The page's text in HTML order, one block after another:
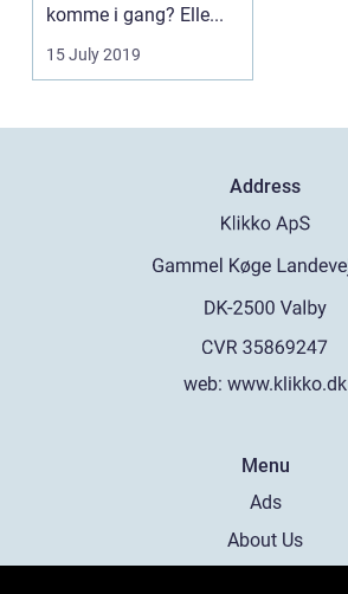
komme i gang? Elle...
15 July 2019
Address
web: www.klikko.dk
Menu
Ads
About Us